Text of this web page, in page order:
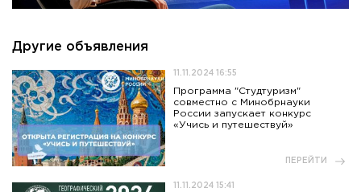
Другие объявления
11.11.2024 16:55
Программа "Студтуризм"
совместно с Минобрнауки
России запускает конкурс
«Учись и путешествуй»
ПЕРЕЙТИ
11.11.2024 15:41